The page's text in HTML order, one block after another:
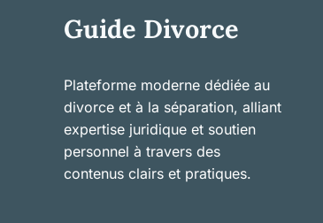
Guide Divorce
Plateforme moderne dédiée au
divorce et à la séparation, alliant
expertise juridique et soutien
personnel à travers des
contenus clairs et pratiques.